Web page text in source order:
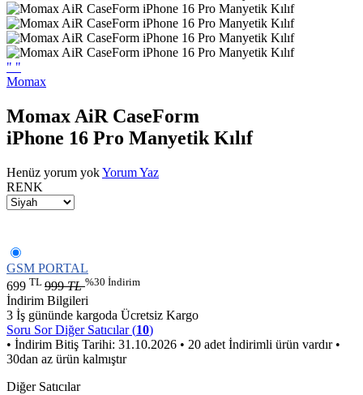
" "
Momax
Momax AiR CaseForm
iPhone 16 Pro Manyetik Kılıf
Henüz yorum yokYorum Yaz
RENK
GSM PORTAL
699 TL 999TL%30 İndirim
İndirim Bilgileri
3 İş gününde kargoda Ücretsiz Kargo
Soru SorDiğer Satıcılar (10)
• İndirim Bitiş Tarihi: 31.10.2026 • 20 adet İndirimli ürün vardır •
30dan az ürün kalmıştır
Diğer Satıcılar